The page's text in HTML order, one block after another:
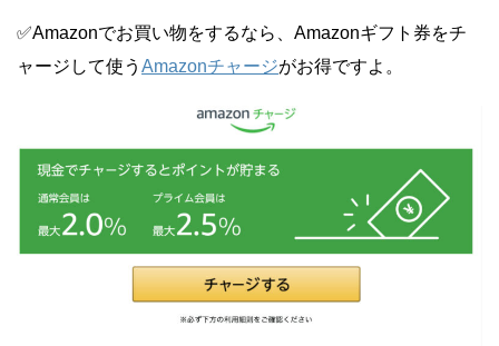
✅Amazonでお買い物をするなら、Amazonギフト券をチ
ャージして使う Amazonチャージがお得ですよ。